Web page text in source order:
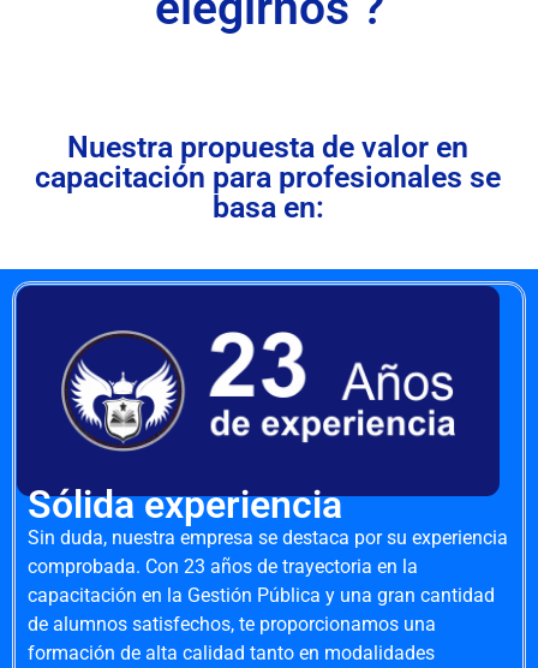
Nuestra propuesta de valor en
capacitación para profesionales se
basa en:
Sólida experiencia
Sin duda, nuestra empresa se destaca por su experiencia
comprobada. Con 23 años de trayectoria en la
capacitación en la Gestión Pública y una gran cantidad
de alumnos satisfechos, te proporcionamos una
formación de alta calidad tanto en modalidades